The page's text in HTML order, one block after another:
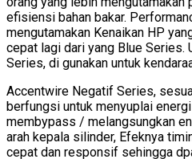
efisiensi bahan bakar.
mengutamakan Kenaikan HP
cepat lagi dari yang Blue Series.
Series, di gunakan untuk
Accentwire Negatif Series,
berfungsi untuk menyuplai
membypass / melangsungkan
arah kepala silinder, Efeknya
cepat dan responsif sehingga